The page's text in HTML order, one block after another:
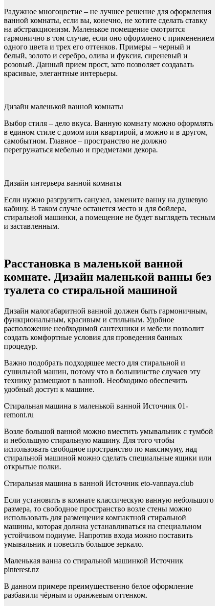
Радужное многоцветие – не лучшее решение для оформления
ванной комнаты, если вы, конечно, не хотите сделать ставку
на абстракционизм. Маленькое помещение смотрится
гармонично в том случае, если оно оформлено с применением
одного цвета и трех его оттенков. Примеры – черный и
белый, золото и серебро, олива и фуксия, сиреневый и
розовый. Данный прием прост, зато позволяет создавать
красивые, элегантные интерьеры.
Дизайн маленькой ванной комнаты
Выбор стиля – дело вкуса. Ванную комнату можно оформлять
в едином стиле с домом или квартирой, а можно и в другом,
самобытном. Главное – пространство не должно
перегружаться мебелью и предметами декора.
Дизайн интерьера ванной комнаты
Если нужно разгрузить санузел, замените ванну на душевую
кабину. В таком случае останется место и для бойлера,
стиральной машинки, а помещение не будет выглядеть тесным
и заставленным.
Расстановка в маленькой ванной
комнате. Дизайн маленькой ванны без
туалета со стиральной машиной
Дизайн малогабаритной ванной должен быть гармоничным,
функциональным, красивым и стильным. Удобное
расположение необходимой сантехники и мебели позволит
создать комфортные условия для проведения банных
процедур.
Важно подобрать подходящее место для стиральной и
сушильной машин, потому что в большинстве случаев эту
технику размещают в ванной. Необходимо обеспечить
удобный доступ к машине.
Стиральная машина в маленькой ванной Источник 01-
remont.ru
Возле большой ванной можно вместить умывальник с тумбой
и небольшую стиральную машину. Для того чтобы
использовать свободное пространство по максимуму, над
стиральной машиной можно сделать специальные ящики или
открытые полки.
Стиральная машина в ванной Источник eto-vannaya.club
Если установить в комнате классическую ванную небольшого
размера, то свободное пространство возле стены можно
использовать для размещения компактной стиральной
машины, которая должна устанавливаться на специальном
устойчивом подиуме. Напротив входа можно поставить
умывальник и повесить большое зеркало.
Маленькая ванна со стиральной машинкой Источник
pinterest.nz
В данном примере преимущественно белое оформление
разбавили чёрным и оранжевым оттенком.